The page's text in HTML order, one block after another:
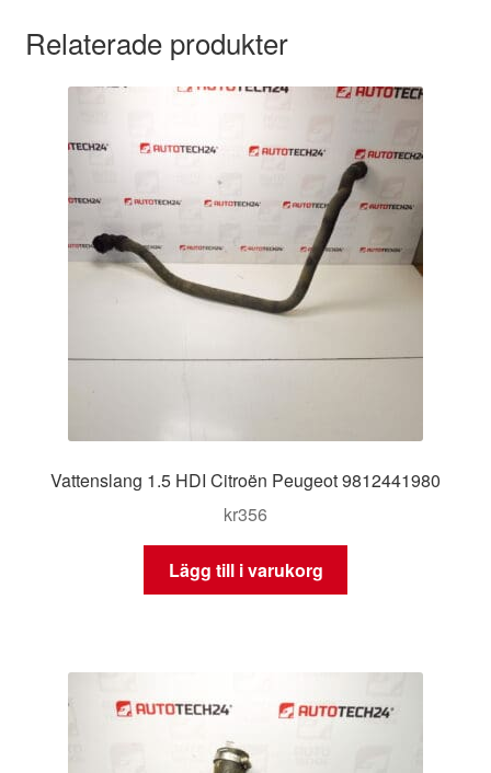
Relaterade produkter
Vattenslang 1.5 HDI Citroën Peugeot 9812441980
kr356
Lägg till i varukorg